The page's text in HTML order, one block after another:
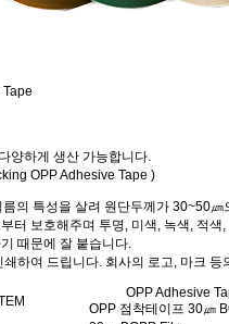
양하게 생산 가능합니다.
OPP Adhesive Tape )
의 특성을 살려 원단두께가 30~50
터 보호해주며 투명, 미색, 녹색, 적
때문에 잘 붙습니다.
하여 드립니다. 회사의 로고, 마크 등
OPP Adhesive
OPP 점착테이프 30㎛